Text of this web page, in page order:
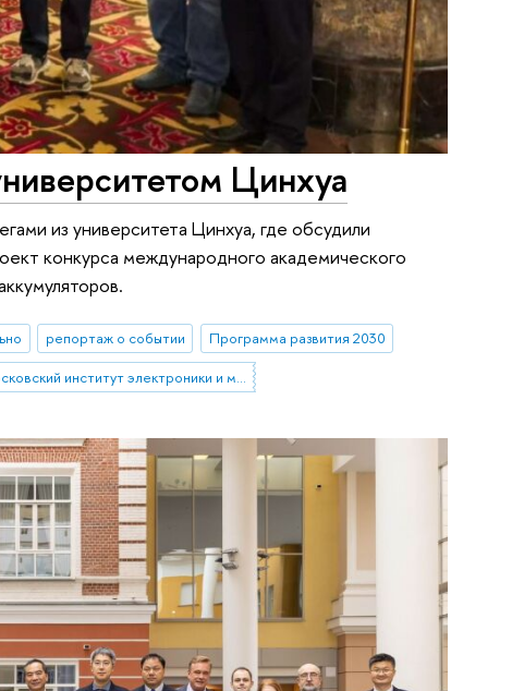
Цинхуа
из университета Цинхуа, где обсудили
конкурса международного академического
репортаж о событии
Программа развития 2030
Московский институт электроники и математики им. А.Н. Тихонова